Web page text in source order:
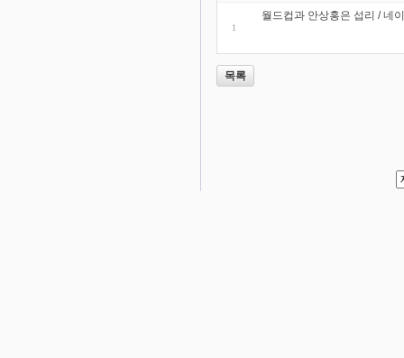
1
월드컵과 안상홍은 섭리 / 네
목록